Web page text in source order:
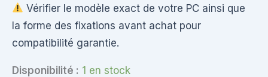
Vérifier le modèle exact de votre PC ainsi que
la forme des fixations avant achat pour
compatibilité garantie.
Disponibilité : 1 en stock